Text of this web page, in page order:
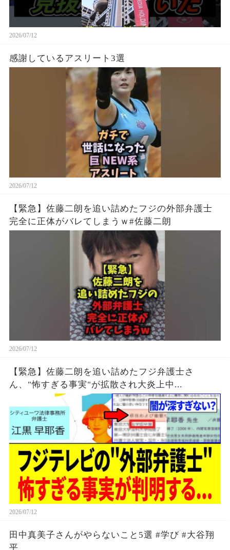
2026/07/12
感謝しているアスリート3選
2026/07/12
【緊急】佐藤二朗を追い詰めたフジの外部弁護士
完全に正体がバレてしまうｗ#佐藤二朗
2026/07/12
【緊急】佐藤二朗を追い詰めたフジ弁護士さ
ん、"怖すぎる事実"が拡散され大炎上中...
2026/07/12
田中真美子さんがやらないこと5選 #学び #大谷翔
平